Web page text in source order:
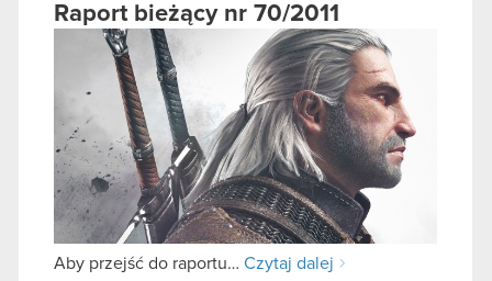
Raport bieżący nr 70/2011
Aby przejść do raportu… Czytaj dalej